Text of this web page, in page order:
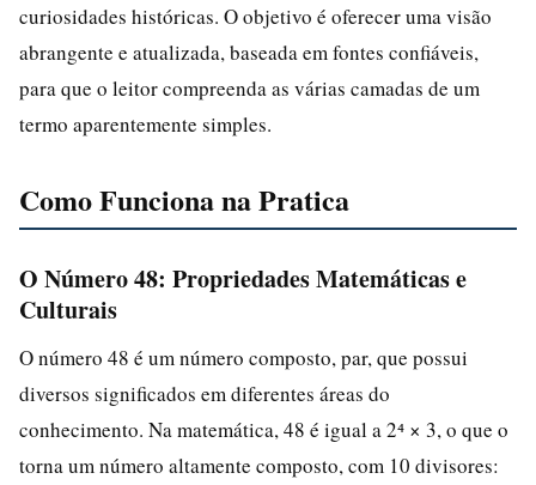
curiosidades históricas. O objetivo é oferecer uma visão
abrangente e atualizada, baseada em fontes confiáveis,
para que o leitor compreenda as várias camadas de um
termo aparentemente simples.
Como Funciona na Pratica
O Número 48: Propriedades Matemáticas e
Culturais
O número 48 é um número composto, par, que possui
diversos significados em diferentes áreas do
conhecimento. Na matemática, 48 é igual a 2⁴ × 3, o que o
torna um número altamente composto, com 10 divisores: